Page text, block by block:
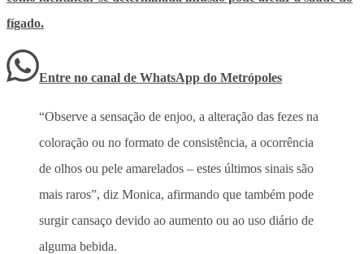
fígado.
Entre no canal de WhatsApp do Metrópoles
“Observe a sensação de enjoo, a alteração das fezes na
coloração ou no formato de consistência, a ocorrência
de olhos ou pele amarelados – estes últimos sinais são
mais raros”, diz Monica, afirmando que também pode
surgir cansaço devido ao aumento ou ao uso diário de
alguma bebida.